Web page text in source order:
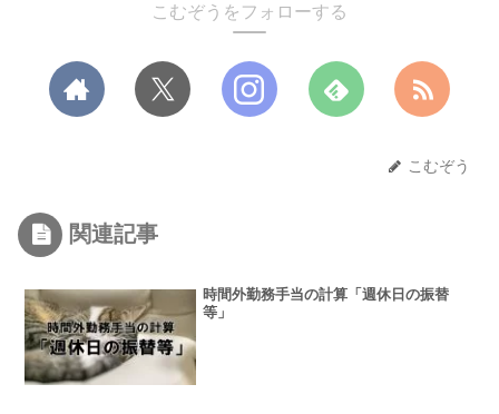
こむぞうをフォローする
こむぞう
関連記事
時間外勤務手当の計算「週休日の振替
等」